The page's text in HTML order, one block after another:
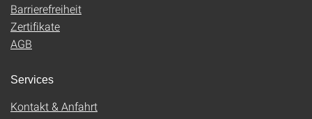
Barrierefreiheit
Zertifikate
AGB
Services
Kontakt & Anfahrt